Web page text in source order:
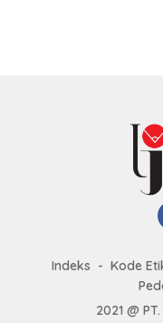
Indeks Kode
2021 @